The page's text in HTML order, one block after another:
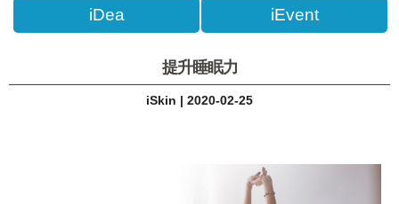
iDea
iEvent
提升睡眠力
iSkin | 2020-02-25